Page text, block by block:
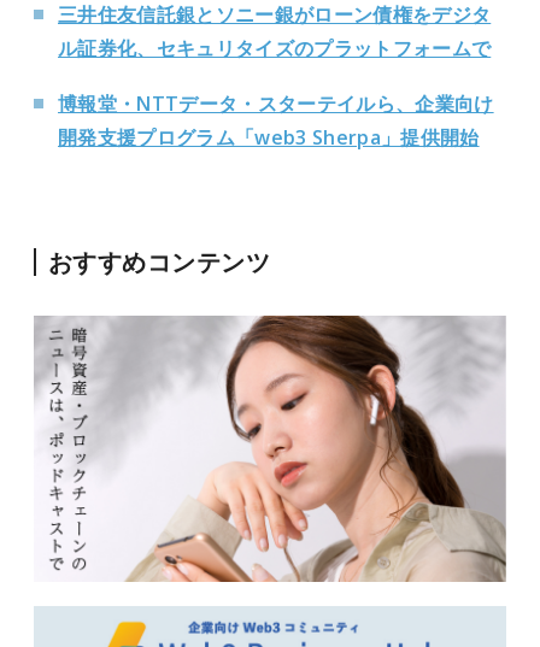
三井住友信託銀とソニー銀がローン債権をデジタ
ル証券化、セキュリタイズのプラットフォームで
博報堂・NTTデータ・スターテイルら、企業向け
開発支援プログラム「web3 Sherpa」提供開始
おすすめコンテンツ